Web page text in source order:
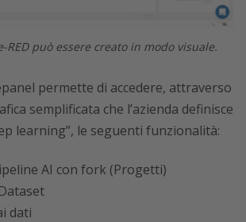
RED può essere creato in modo visuale.
permette di accedere, attraverso
semplificata che l’azienda definisce
learning”, le seguenti funzionalità:
AI con fork (Progetti)
dati